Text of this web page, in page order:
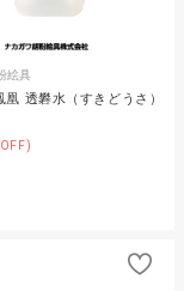
絵具
凰 透礬水（すきどうさ）